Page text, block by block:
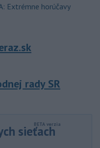
Extrémne horúčavy
rady SR
sieťach